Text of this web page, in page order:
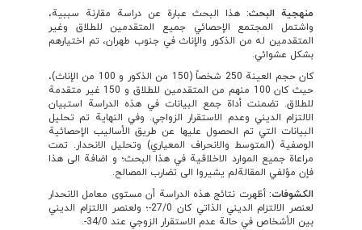
منهجية البحث:هذا البحث عبارة عن دراسة مقارنة سببية،
واشتمل المجتمع الإحصائي جميع المتقدمين للطلاق وغير
المتقدمين له من الذكور والإناث في جنوب طهران، تم اختيارهم
بشكل عشوائي.
كان حجم العينة 250 شخصاً (150 من الذكور و 100 من الإناث)،
حيث كان 100 منهم من المتقدمين للطلاق و 150 غير متقدمة
للطلاق. تضمنت أداة جمع البيانات في هذه الدراسة استبيان
الالتزام الديني وعدم الاستقرار الزواجي. وفي النهاية تم تحليل
البيانات التي تم الحصول عليها عن طريق الأساليب الإحصائية
الوصفية (المتوسط والانحراف المعياري) وتحليل الانحدار. تمت
مراعاة جميع الموارد الاخلاقية في هذا البحث؛ و اضافة الى هذا
فإن مؤلفي المقالةلم يشيروا الى تضارب المصالح.
الكشوفات:أظهرت نتائج هذه الدراسة أن مستوى معامل الانحدار
لعنصر الالتزام الديني الذاتي كان 27/0-؛ ولعنصر الالتزام الديني
بين الأشخاص في حالة عدم الاستقرار الزوجي عند 34/0-.